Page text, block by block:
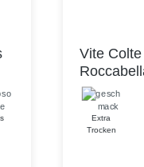
Vite Colte
Extra
Trocken